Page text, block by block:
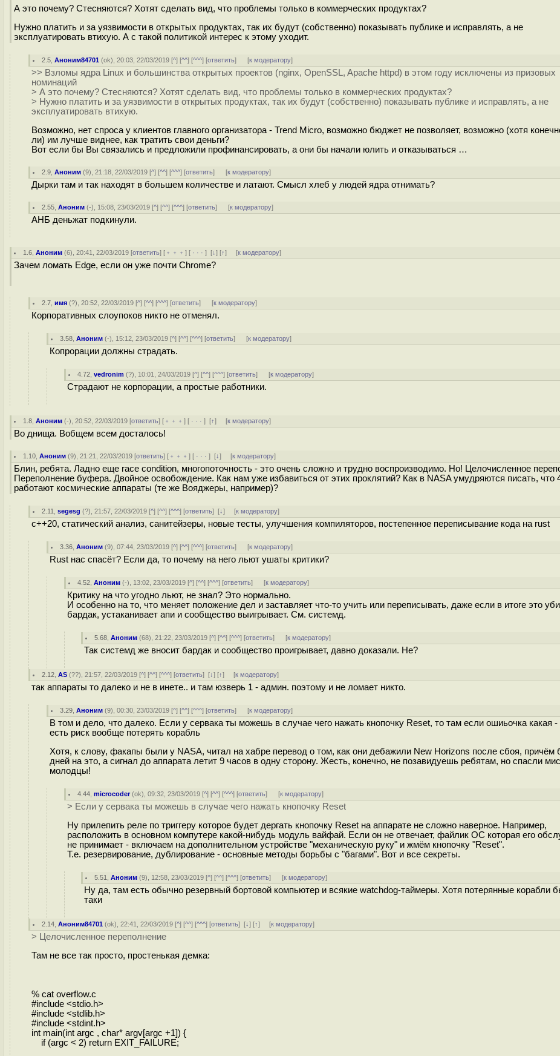
А это почему? Стесняются? Хотят сделать вид, что проблемы только в коммерческих продуктах?
Нужно платить и за уязвимости в открытых продуктах, так их будут (собственно) показывать публике и исправлять, а не
эксплуатировать втихую. А с такой политикой интерес к этому уходит.
2.5 ,Аноним84701 (ok), 20:03, 22/03/2019 [^] [^^] [^^^] [ответить] [к модератору]
>> Взломы ядра Linux и большинства открытых проектов (nginx, OpenSSL, Apache httpd) в этом году исключены из призовых
номинаций
> А это почему? Стесняются? Хотят сделать вид, что проблемы только в коммерческих продуктах?
> Нужно платить и за уязвимости в открытых продуктах, так их будут (собственно) показывать публике и исправлять, а не
эксплуатировать втихую.
Возможно, нет спроса у клиентов главного организатора - Trend Micro, возможно бюджет не позволяет, возможно (хотя
ли) им лучше виднее, как тратить свои деньги?
Вот если бы Вы связались и предложили профинансировать, а они бы начали юлить и отказываться …
2.9 ,Аноним (9), 21:18, 22/03/2019 [^] [^^] [^^^] [ответить] [к модератору]
Дырки там и так находят в большем количестве и латают. Смысл хлеб у людей ядра отнимать?
2.55 ,Аноним (-), 15:08, 23/03/2019 [^] [^^] [^^^] [ответить] [к модератору]
АНБ деньжат подкинули.
1.6 ,Аноним (6), 20:41, 22/03/2019 [ответить] [ ﹢﹢﹢] [ · · ·][↓] [↑] [к модератору]
Зачем ломать Edge, если он уже почти Chrome?
2.7 ,имя (?), 20:52, 22/03/2019 [^] [^^] [^^^] [ответить] [к модератору]
Корпоративных слоупоков никто не отменял.
3.58 ,Аноним (-), 15:12, 23/03/2019 [^] [^^] [^^^] [ответить] [к модератору]
Кoпpoрации должны страдать.
4.72 ,vedronim (?), 10:01, 24/03/2019 [^] [^^] [^^^] [ответить] [к модератору]
Страдают не корпорации, а простые работники.
1.8 ,Аноним (-), 20:52, 22/03/2019 [ответить] [ ﹢﹢﹢] [ · · ·][↑] [к модератору]
Во днища. Вобщем всем досталось!
1.10 ,Аноним (9), 21:21, 22/03/2019 [ответить] [ ﹢﹢﹢] [ · · ·][↓] [к модератору]
Блин, ребята. Ладно еще race condition, многопоточность - это очень сложно и трудно воспроизводимо. Но! Целочисленное
Переполнение буфера. Двойное освобождение. Как нам уже избавиться от этих проклятий? Как в NASA умудряются писать, что
работают космические аппараты (те же Вояджеры, например)?
2.11 ,segesg (?), 21:57, 22/03/2019 [^] [^^] [^^^] [ответить][↓] [к модератору]
c++20, статический анализ, санитейзеры, новые тесты, улучшения компиляторов, постепенное переписывание кода на rust
3.36 ,Аноним (9), 07:44, 23/03/2019 [^] [^^] [^^^] [ответить] [к модератору]
Rust нас спасёт? Если да, то почему на него льют ушаты критики?
4.52 ,Аноним (-), 13:02, 23/03/2019 [^] [^^] [^^^] [ответить] [к модератору]
Критику на что угодно льют, не знал? Это нормально.
И особенно на то, что меняет положение дел и заставляет что-то учить или переписывать, даже если в итоге это
бардак, устаканивает апи и сообщество выигрывает. См. системд.
5.68 ,Аноним (68), 21:22, 23/03/2019 [^] [^^] [^^^] [ответить] [к модератору]
Так системд же вносит бардак и сообщество проигрывает, давно доказали. Не?
2.12 ,AS (??), 21:57, 22/03/2019 [^] [^^] [^^^] [ответить][↓] [↑] [к модератору]
так аппараты то далеко и не в инете.. и там юзверь 1 - админ. поэтому и не ломает никто.
3.29 ,Аноним (9), 00:30, 23/03/2019 [^] [^^] [^^^] [ответить] [к модератору]
В том и дело, что далеко. Если у сервака ты можешь в случае чего нажать кнопочку Reset, то там если ошиьочка какая -
есть риск вообще потерять корабль
Хотя, к слову, факапы были у NASA, читал на хабре перевод о том, как они дебажили New Horizons после сбоя, причём
дней на это, а сигнал до аппарата летит 9 часов в одну сторону. Жесть, конечно, не позавидуешь ребятам, но спасли
молодцы!
4.44 ,microcoder(ok), 09:32, 23/03/2019 [^] [^^] [^^^] [ответить] [к модератору]
> Если у сервака ты можешь в случае чего нажать кнопочку Reset
Ну прилепить реле по триггеру которое будет дергать кнопочку Reset на аппарате не сложно наверное. Например,
расположить в основном компутере какой-нибудь модуль вайфай. Если он не отвечает, файлик ОС которая его
не принимает - включаем на дополнительном устройстве "механическую руку" и жмём кнопочку "Reset".
Т.е. резервирование, дублирование - основные методы борьбы с "багами". Вот и все секреты.
5.51 ,Аноним (9), 12:58, 23/03/2019 [^] [^^] [^^^] [ответить] [к модератору]
Ну да, там есть обычно резервный бортовой компьютер и всякие watchdog-таймеры. Хотя потерянные корабли
таки
2.14 ,Аноним84701 (ok), 22:41, 22/03/2019 [^] [^^] [^^^] [ответить][↓] [↑] [к модератору]
> Целочисленное переполнение
Там не все так просто, простенькая демка:
% cat overflow.c
#include <stdio.h>
#include <stdlib.h>
#include <stdint.h>
int main(int argc , char* argv[argc +1]) {
if (argc < 2) return EXIT_FAILURE;